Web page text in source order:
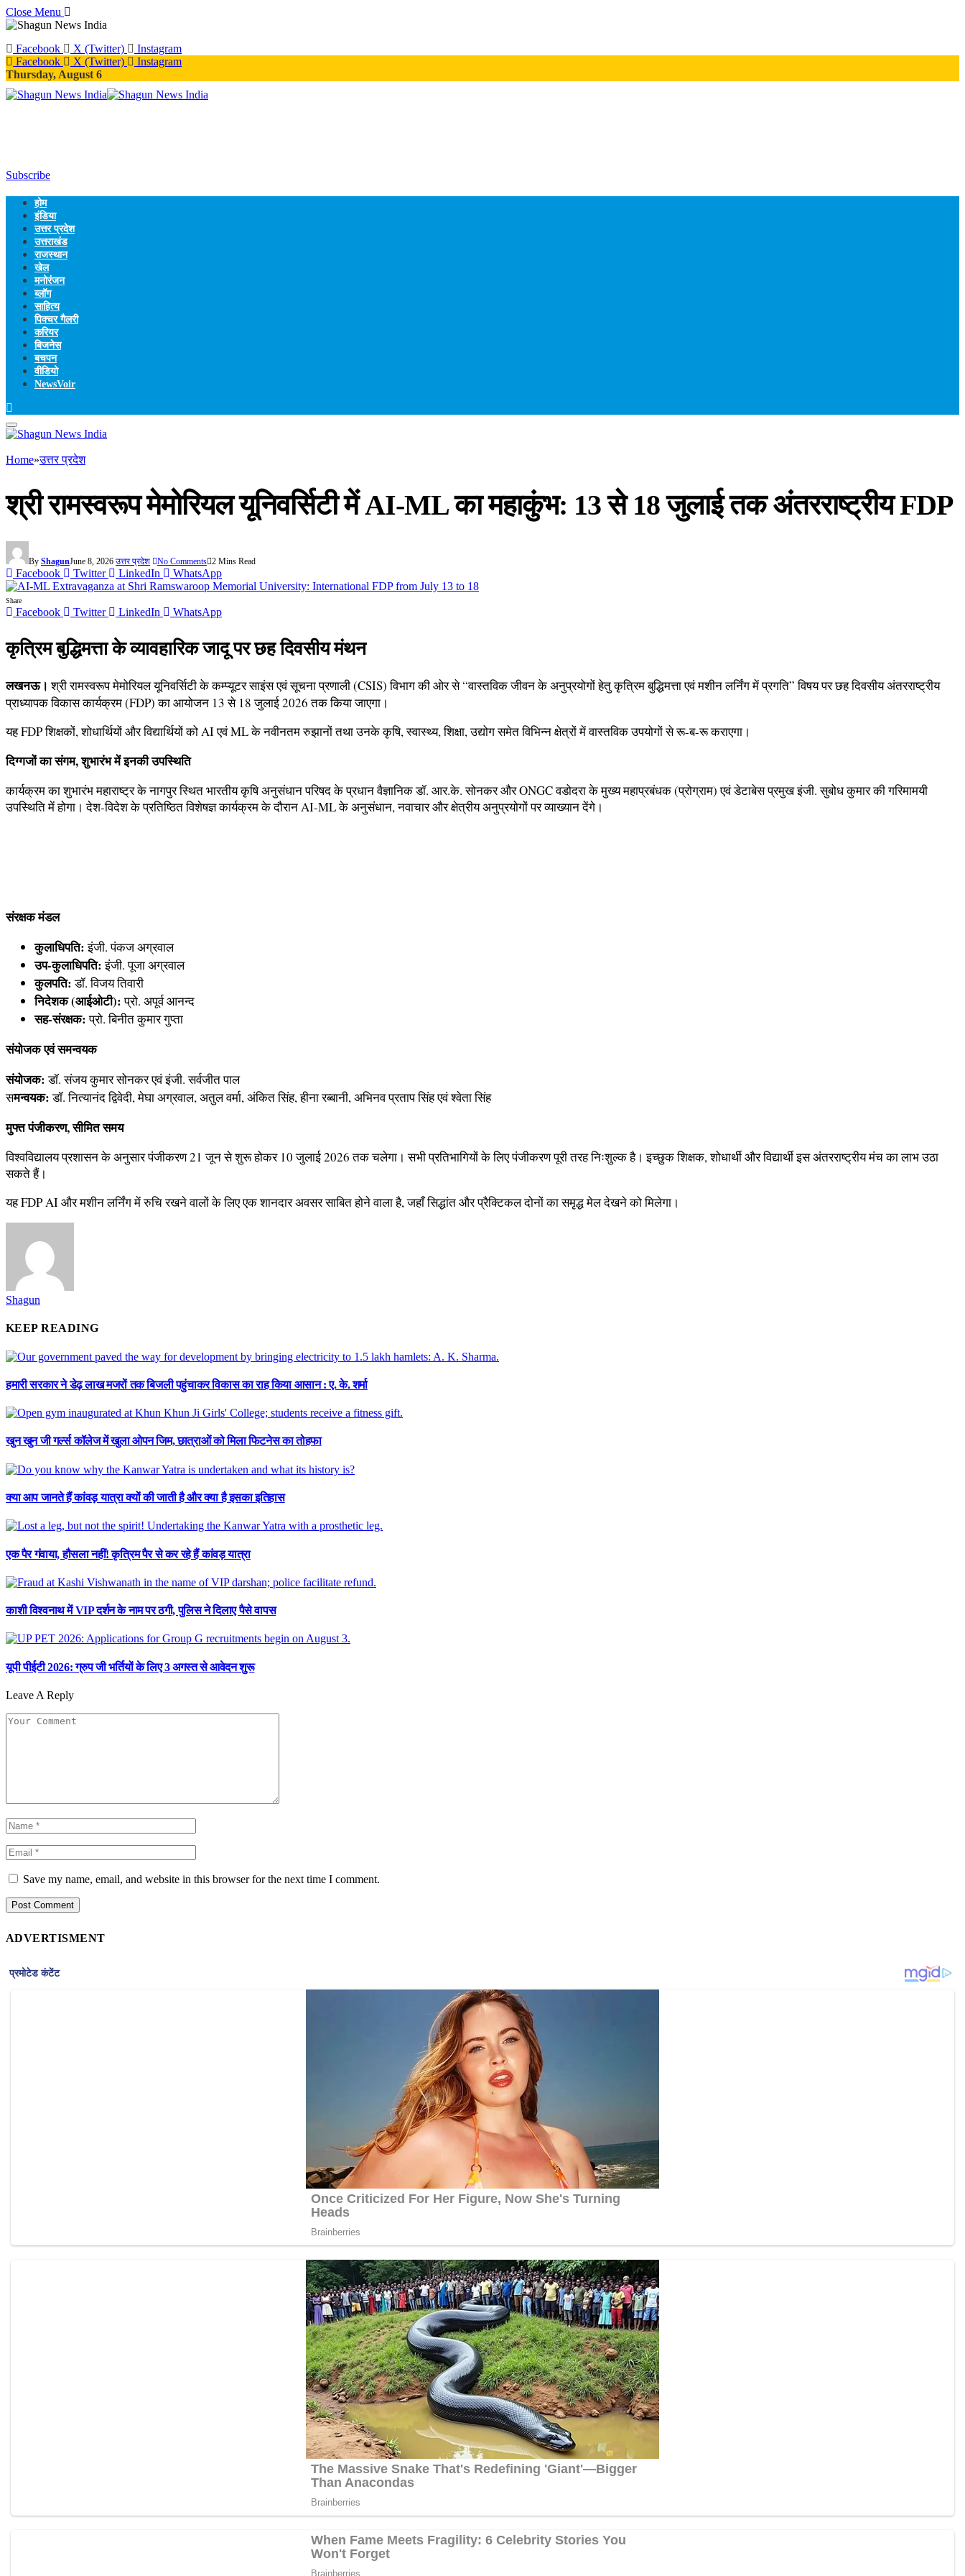
Close Menu
Facebook X (Twitter)
Instagram
Facebook
X (Twitter)
Instagram
Thursday, August 6
Subscribe
होम
इंडिया
उत्तर प्रदेश
उत्तराखंड
राजस्थान
खेल
मनोरंजन
ब्लॉग
साहित्य
पिक्चर गैलरी
करियर
बिजनेस
बचपन
वीडियो
NewsVoir
Home»उत्तर प्रदेश
श्री रामस्वरूप मेमोरियल यूनिवर्सिटी में AI-ML का महाकुंभ: 13 से 18 जुलाई तक अंतरराष्ट्रीय FDP
By ShagunJune 8, 2026 उत्तर प्रदेश No Comments 2 Mins Read
Facebook Twitter LinkedIn WhatsApp
Share
Facebook Twitter LinkedIn WhatsApp
कृत्रिम बुद्धिमत्ता के व्यावहारिक जादू पर छह दिवसीय मंथन
लखनऊ। श्री रामस्वरूप मेमोरियल यूनिवर्सिटी के कम्प्यूटर साइंस एवं सूचना प्रणाली (CSIS) विभाग की ओर से “वास्तविक जीवन के अनुप्रयोगों हेतु कृत्रिम बुद्धिमत्ता एवं मशीन लर्निंग में प्रगति” विषय पर छह दिवसीय अंतरराष्ट्रीय
प्राध्यापक विकास कार्यक्रम (FDP) का आयोजन 13 से 18 जुलाई 2026 तक किया जाएगा।
यह FDP शिक्षकों, शोधार्थियों और विद्यार्थियों को AI एवं ML के नवीनतम रुझानों तथा उनके कृषि, स्वास्थ्य, शिक्षा, उद्योग समेत विभिन्न क्षेत्रों में वास्तविक उपयोगों से रू-ब-रू कराएगा।
दिग्गजों का संगम, शुभारंभ में इनकी उपस्थिति
कार्यक्रम का शुभारंभ महाराष्ट्र के नागपुर स्थित भारतीय कृषि अनुसंधान परिषद के प्रधान वैज्ञानिक डॉ. आर.के. सोनकर और ONGC वडोदरा के मुख्य महाप्रबंधक (प्रोग्राम) एवं डेटाबेस प्रमुख इंजी. सुबोध कुमार की गरिमामयी
उपस्थिति में होगा। देश-विदेश के प्रतिष्ठित विशेषज्ञ कार्यक्रम के दौरान AI-ML के अनुसंधान, नवाचार और क्षेत्रीय अनुप्रयोगों पर व्याख्यान देंगे।
संरक्षक मंडल
कुलाधिपति:इंजी. पंकज अग्रवाल
उप-कुलाधिपति:इंजी. पूजा अग्रवाल
कुलपति:डॉ. विजय तिवारी
निदेशक (आईओटी):प्रो. अपूर्व आनन्द
सह-संरक्षक:प्रो. बिनीत कुमार गुप्ता
संयोजक एवं समन्वयक
संयोजक:डॉ. संजय कुमार सोनकर एवं इंजी. सर्वजीत पाल
समन्वयक:डॉ. नित्यानंद द्विवेदी, मेघा अग्रवाल, अतुल वर्मा, अंकित सिंह, हीना रब्बानी, अभिनव प्रताप सिंह एवं श्वेता सिंह
मुफ्त पंजीकरण, सीमित समय
विश्वविद्यालय प्रशासन के अनुसार पंजीकरण 21 जून से शुरू होकर 10 जुलाई 2026 तक चलेगा। सभी प्रतिभागियों के लिए पंजीकरण पूरी तरह निःशुल्क है। इच्छुक शिक्षक, शोधार्थी और विद्यार्थी इस अंतरराष्ट्रीय मंच का लाभ उठा
सकते हैं।
यह FDP AI और मशीन लर्निंग में रुचि रखने वालों के लिए एक शानदार अवसर साबित होने वाला है, जहाँ सिद्धांत और प्रैक्टिकल दोनों का समृद्ध मेल देखने को मिलेगा।
Shagun
KEEP READING
हमारी सरकार ने डेढ़ लाख मजरों तक बिजली पहुंचाकर विकास का राह किया आसान : ए. के. शर्मा
खुन खुन जी गर्ल्स कॉलेज में खुला ओपन जिम, छात्राओं को मिला फिटनेस का तोहफा
क्या आप जानते हैं कांवड़ यात्रा क्यों की जाती है और क्या है इसका इतिहास
एक पैर गंवाया, हौसला नहीं! कृत्रिम पैर से कर रहे हैं कांवड़ यात्रा
काशी विश्वनाथ में VIP दर्शन के नाम पर ठगी, पुलिस ने दिलाए पैसे वापस
यूपी पीईटी 2026: ग्रुप जी भर्तियों के लिए 3 अगस्त से आवेदन शुरू
Leave A Reply
Save my name, email, and website in this browser for the next time I comment.
ADVERTISMENT